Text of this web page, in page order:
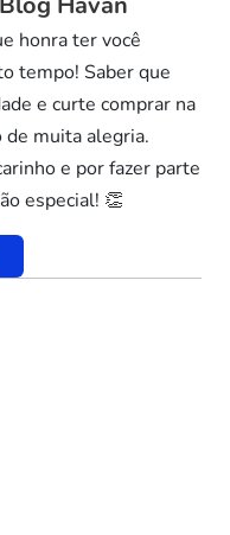
honra ter você
tempo! Saber que
e curte comprar na
de muita alegria.
e por fazer parte
especial! 👏